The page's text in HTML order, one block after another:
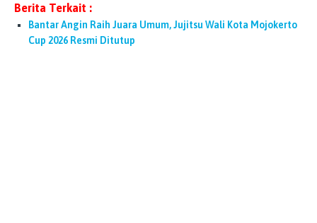
Berita Terkait :
Bantar Angin Raih Juara Umum, Jujitsu Wali Kota Mojokerto
Cup 2026 Resmi Ditutup